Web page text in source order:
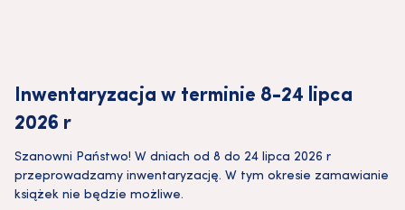
Inwentaryzacja w terminie 8-24 lipca
2026 r
Szanowni Państwo! W dniach od 8 do 24 lipca 2026 r
przeprowadzamy inwentaryzację. W tym okresie zamawianie
książek nie będzie możliwe.